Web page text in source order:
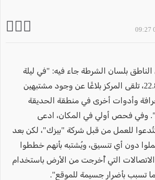
بلسان الشرطة جاء فيه: "في ليلة
يوم الجمعة، 22.8.2025، تلقى المركز بلاغًا عن وجود مشتبهين
وأدوات أخرى في منطقة الحديقة
وفي فحص أولي في المكان، ادعى
للعمل من قبل شركة "بيزك"، لكن بعد
دون أي تنسيق، ويُشتبه بأنهم خططوا
التي أُخرجت من الأرض باستخدام
تسبب بأضرار جسيمة للموقع".